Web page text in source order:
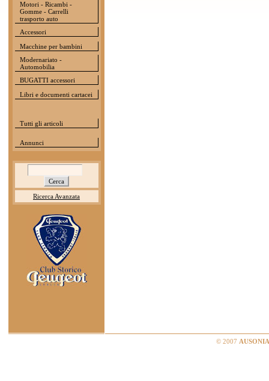
Motori - Ricambi -
Gomme - Carrelli
trasporto auto
Accessori
Macchine per bambini
Modernariato -
Automobilia
BUGATTI accessori
Libri e documenti cartacei
Tutti gli articoli
Annunci
Ricerca Avanzata
© 2007